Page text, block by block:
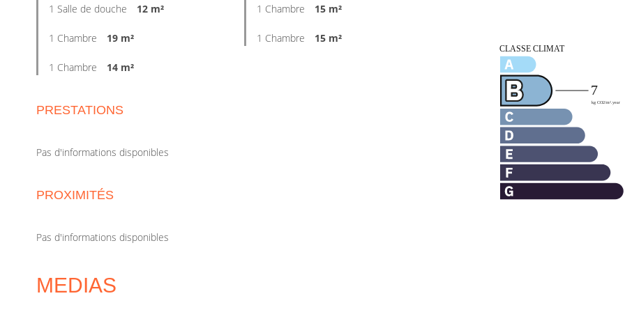
1 Salle de douche 12 m² 1 Chambre 15 m²
1 Chambre 19 m² 1 Chambre 15 m²
1 Chambre 14 m²
PRESTATIONS
Pas d'informations disponibles
PROXIMITÉS
Pas d'informations disponibles
MEDIAS